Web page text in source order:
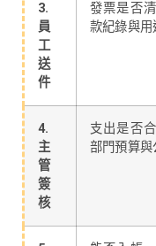
3.
員
工
送
件
發票是否
款紀錄與用
4.
主
管
簽
核
支出是否
部門預算與